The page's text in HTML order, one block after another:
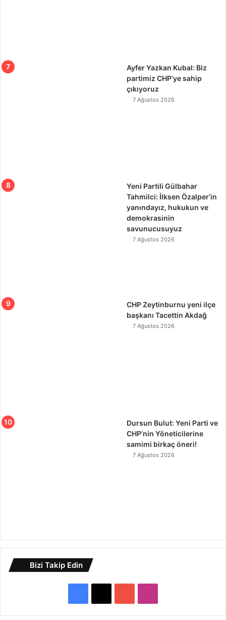
Ayfer Yazkan Kubal: Biz
partimiz CHP’ye sahip
çıkıyoruz
7 Ağustos 2026
Yeni Partili Gülbahar
Tahmilci: İlksen Özalper’in
yanındayız, hukukun ve
demokrasinin
savunucusuyuz
7 Ağustos 2026
CHP Zeytinburnu yeni ilçe
başkanı Tacettin Akdağ
7 Ağustos 2026
Dursun Bulut: Yeni Parti ve
CHP’nin Yöneticilerine
samimi birkaç öneri!
7 Ağustos 2026
Bizi Takip Edin
a
o
n